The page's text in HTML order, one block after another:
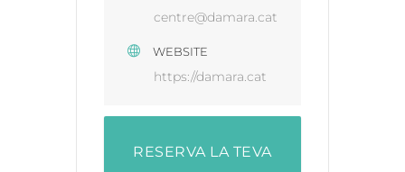
centre@damara.cat
WEBSITE
https://damara.cat
RESERVA LA TEVA